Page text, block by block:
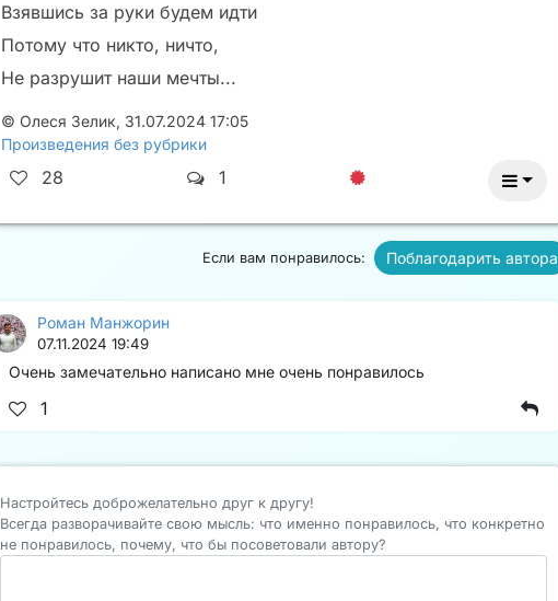
Взявшись за руки будем идти
Потому что никто, ничто,
Не разрушит наши мечты...
© Олеся Зелик, 31.07.2024 17:05
Произведения без рубрики
28 1
Если вам понравилось: Поблагодарить автора
Роман Манжорин
07.11.2024 19:49
Очень замечательно написано мне очень понравилось
1
Настройтесь доброжелательно друг к другу!
Всегда разворачивайте свою мысль: что именно понравилось, что конкретно
не понравилось, почему, что бы посоветовали автору?